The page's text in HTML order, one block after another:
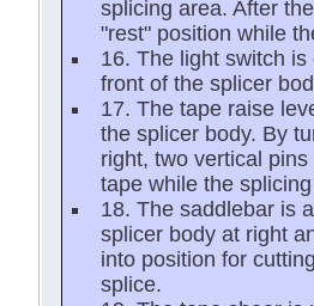
splicing area. After
"rest" position while
16. The light switch
front of the splicer
17. The tape raise
the splicer body. By
right, two vertical
tape while the
18. The saddlebar is
splicer body at right
into position for
splice.